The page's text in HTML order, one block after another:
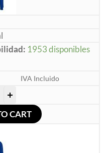
1953 disponibles
IVA Incluido
CART